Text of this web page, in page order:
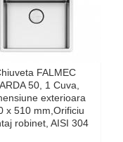
FALMEC
50, 1 Cuva,
exterioara
x 510 mm,Orificiu
robinet, AISI 304